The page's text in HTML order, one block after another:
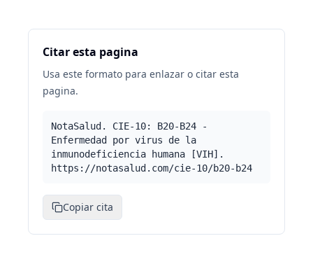
Citar esta pagina
Usa este formato para enlazar o citar esta
pagina.
NotaSalud. CIE-10: B20-B24 -
Enfermedad por virus de la
inmunodeficiencia ­humana [VIH].
https://notasalud.com/cie-10/b20-b24
Copiar cita